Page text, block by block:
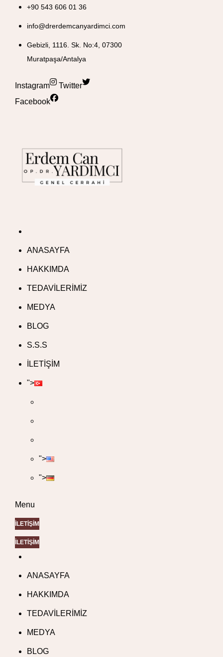
+90 543 606 01 36
info@drerdemcanyardimci.com
Gebizli, 1116. Sk. No:4, 07300
Muratpaşa/Antalya
Instagram
Twitter
Facebook
ANASAYFA
HAKKIMDA
TEDAVİLERİMİZ
MEDYA
BLOG
S.S.S
İLETİŞİM
">
">
">
Menu
İLETİŞİM
İLETİŞİM
ANASAYFA
HAKKIMDA
TEDAVİLERİMİZ
MEDYA
BLOG